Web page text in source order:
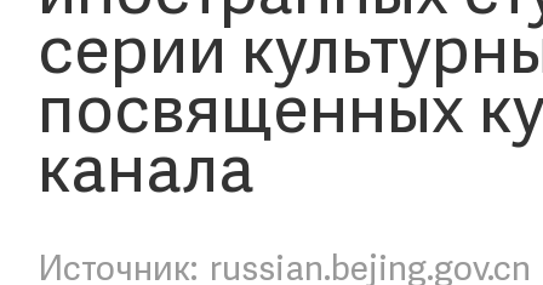
серии
посвященных
канала
russian.bejing.gov.cn